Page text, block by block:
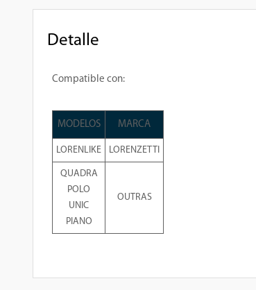
Detalle
Compatible con:
MODELOS MARCA
LORENLIKE LORENZETTI
QUADRA
POLO
UNIC
PIANO
OUTRAS